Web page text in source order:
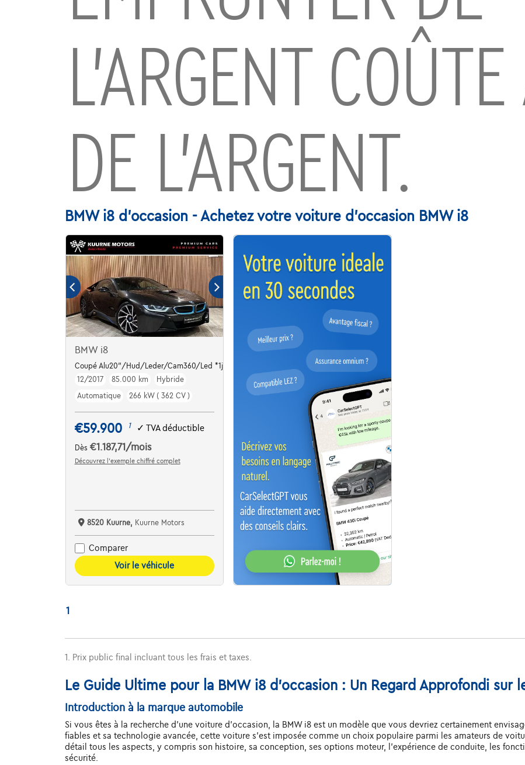
BMW i8 d'occasion - Achetez votre voiture d'occasion BMW i8
L’ARGENT
DE L’ARGENT.
BMW i8
Coupé Alu20"/Hud/Leder/Cam360/Led *1j garantie*
12/2017
85.000 km
Hybride
Automatique
266 kW ( 362 CV )
€59.900 1 ✓ TVA déductible
Dès €1.187,71 /mois
Découvrez l’exemple chiffré complet
8520 Kuurne, Kuurne Motors
Comparer
Voir le véhicule
1
1. Prix public final incluant tous les frais et taxes.
Le Guide Ultime pour la BMW i8 d'occasion : Un Regard Approfondi sur
Introduction à la marque automobile
Si vous êtes à la recherche d'une voiture d'occasion, la BMW i8 est un modèle que vous devriez certainement
fiables et sa technologie avancée, cette voiture s'est imposée comme un choix populaire parmi les amateurs de
détail tous les aspects, y compris son histoire, sa conception, ses options moteur, l'expérience de conduite, les
sécurité.